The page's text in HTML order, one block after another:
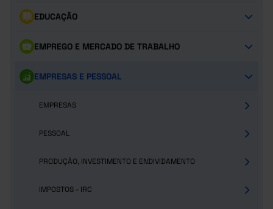
EDUCAÇÃO
EMPREGO E MERCADO DE TRABALHO
EMPRESAS E PESSOAL
EMPRESAS
PESSOAL
PRODUÇÃO, INVESTIMENTO E ENDIVIDAMENTO
IMPOSTOS - IRC